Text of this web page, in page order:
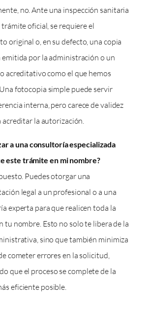
no. Ante una inspección sanitaria
oficial, se requiere el
original o, en su defecto, una copia
por la administración o un
acreditativo como el que hemos
fotocopia simple puede servir
interna, pero carece de validez
acreditar la autorización.
a una consultoría especializada
este trámite en mi nombre?
Puedes otorgar una
legal a un profesional o a una
experta para que realicen toda la
tu nombre. Esto no solo te libera de la
sino que también minimiza
cometer errores en la solicitud,
que el proceso se complete de la
eficiente posible.